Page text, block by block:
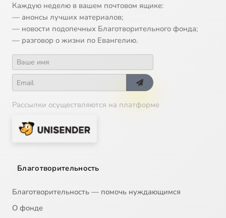
Каждую неделю в вашем почтовом ящике:
— анонсы лучших материалов;
— новости подопечных Благотворительного фонда;
— разговор о жизни по Евангелию.
Рассылки осуществляются на платформе
Благотворительность
Благотворительность — помочь нуждающимся
О фонде